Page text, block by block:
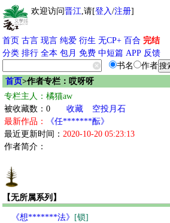
欢迎访问晋江,请[登入/注册]
首页 古言 现言 纯爱 衍生 无CP+ 百合 完结
分类 排行 全本 包月 免费 中短篇 APP 反馈
书名
作者
首页>作者专栏：哎呀呀
专栏主人：橘猫aw
被收藏数：0
收藏
空投月石
最新作品：
《任*******酝》
最近更新时间： 2020-10-20 05:23:13
作者简介：
【无所属系列】
《想*******法》
[锁]